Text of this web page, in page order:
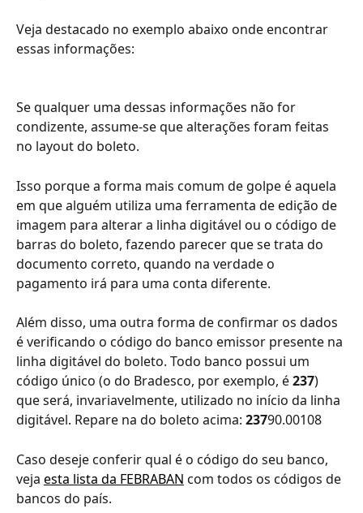
Veja destacado no exemplo abaixo onde encontrar
essas informações:
Se qualquer uma dessas informações não for
condizente, assume-se que alterações foram feitas
no layout do boleto.
Isso porque a forma mais comum de golpe é aquela
em que alguém utiliza uma ferramenta de edição de
imagem para alterar a linha digitável ou o código de
barras do boleto, fazendo parecer que se trata do
documento correto, quando na verdade o
pagamento irá para uma conta diferente.
Além disso, uma outra forma de confirmar os dados
é verificando o código do banco emissor presente na
linha digitável do boleto. Todo banco possui um
código único (o do Bradesco, por exemplo, é 237)
que será, invariavelmente, utilizado no início da linha
digitável. Repare na do boleto acima: 23790.00108
Caso deseje conferir qual é o código do seu banco,
veja esta lista da FEBRABAN com todos os códigos de
bancos do país.